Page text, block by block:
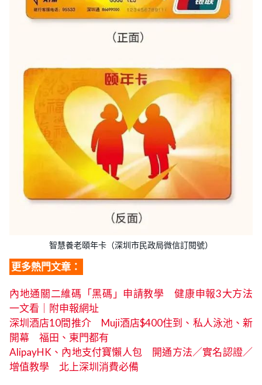
智慧養老頤年卡（深圳市民政局微信訂閱號）
更多熱門文章：
內地通關二維碼「黑碼」申請教學 健康申報3大方法
一文看｜附申報網址
深圳酒店10間推介 Muji酒店$400住到、私人泳池、新
開幕 福田、東門都有
AlipayHK、內地支付寶懶人包 開通方法／實名認證／
增值教學 北上深圳消費必備